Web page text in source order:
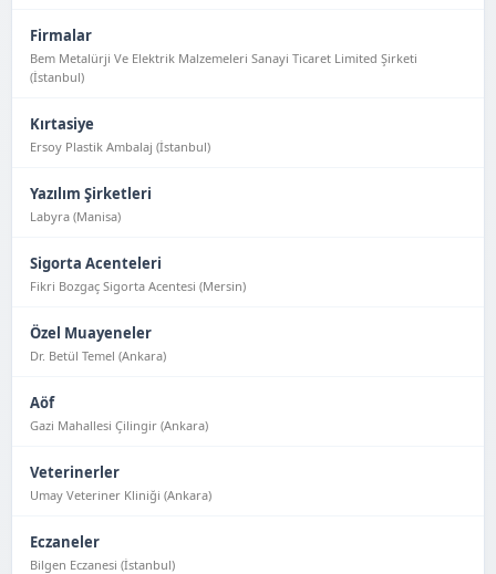
Firmalar
Bem Metalürji Ve Elektrik Malzemeleri Sanayi Ticaret Limited Şirketi
(İstanbul)
Kırtasiye
Ersoy Plastik Ambalaj (İstanbul)
Yazılım Şirketleri
Labyra (Manisa)
Sigorta Acenteleri
Fikri Bozgaç Sigorta Acentesi (Mersin)
Özel Muayeneler
Dr. Betül Temel (Ankara)
Aöf
Gazi Mahallesi Çilingir (Ankara)
Veterinerler
Umay Veteriner Kliniği (Ankara)
Eczaneler
Bilgen Eczanesi (İstanbul)